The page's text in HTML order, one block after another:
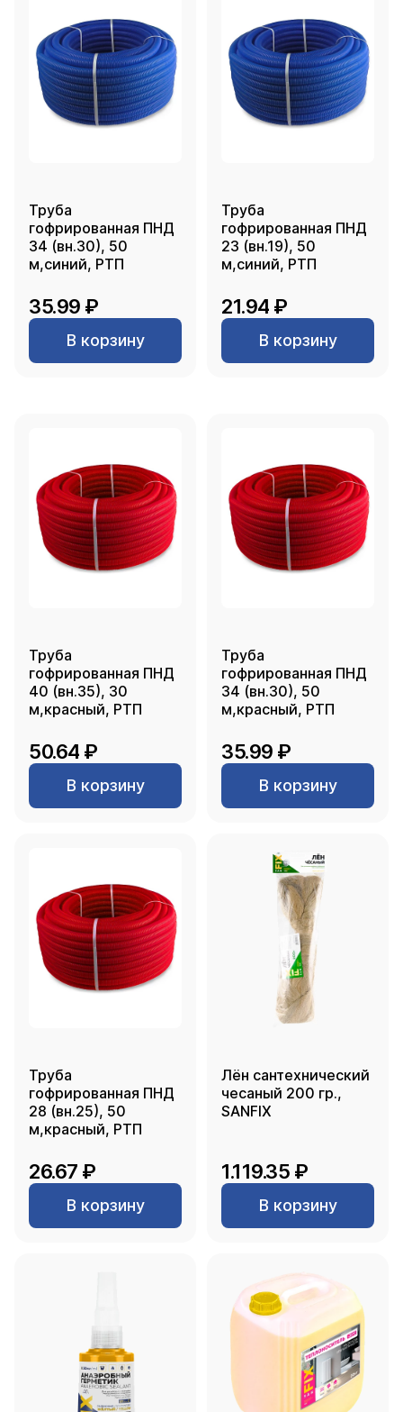
Труба
гофрированная ПНД
34 (вн.30), 50
м,синий, РТП
35.99 ₽
В корзину
Труба
гофрированная ПНД
23 (вн.19), 50
м,синий, РТП
21.94 ₽
В корзину
Труба
гофрированная ПНД
40 (вн.35), 30
м,красный, РТП
50.64 ₽
В корзину
Труба
гофрированная ПНД
34 (вн.30), 50
м,красный, РТП
35.99 ₽
В корзину
Труба
гофрированная ПНД
28 (вн.25), 50
м,красный, РТП
26.67 ₽
В корзину
Лён сантехнический
чесаный 200 гр.,
SANFIX
1.119.35 ₽
В корзину